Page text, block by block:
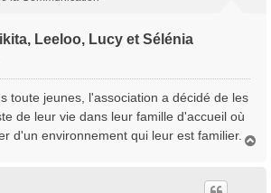
Leeloo, Lucy et Sélénia
toute jeunes, l'association a décidé de les
de leur vie dans leur famille d'accueil où
d'un environnement qui leur est familier.